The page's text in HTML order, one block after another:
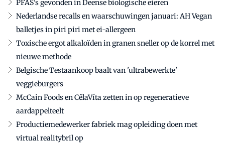
PFAS's gevonden in Deense biologische eieren
Nederlandse recalls en waarschuwingen januari: AH Vegan
balletjes in piri piri met ei-allergeen
Toxische ergot alkaloïden in granen sneller op de korrel met
nieuwe methode
Belgische Testaankoop baalt van 'ultrabewerkte'
veggieburgers
McCain Foods en CêlaVíta zetten in op regeneratieve
aardappelteelt
Productiemedewerker fabriek mag opleiding doen met
virtual realitybril op